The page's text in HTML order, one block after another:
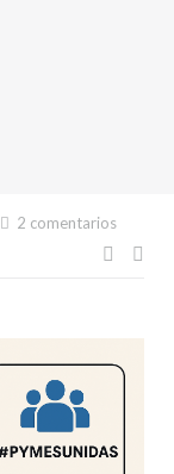
2 comentarios